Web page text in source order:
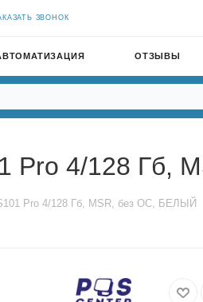
ЗВОНОК
ОТЗЫВЫ
Pro 4/128 Гб,
Pro 4/128 Гб, MSR, без ОС, БЕЛЫЙ